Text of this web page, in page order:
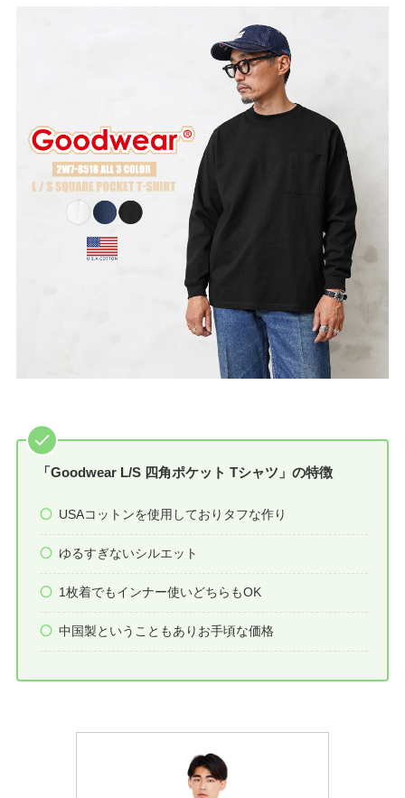
「Goodwear L/S 四角ポケット Tシャツ」の特徴
USAコットンを使用しておりタフな作り
ゆるすぎないシルエット
1枚着でもインナー使いどちらもOK
中国製ということもありお手頃な価格